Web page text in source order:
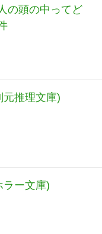
の頭の中ってど
推理文庫)
ラー文庫)